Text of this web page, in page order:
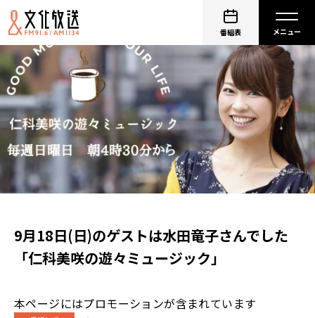
番組表
9月18日(日)のゲストは水田竜子さんでした
「仁科美咲の遊々ミュージック」
本ページにはプロモーションが含まれています